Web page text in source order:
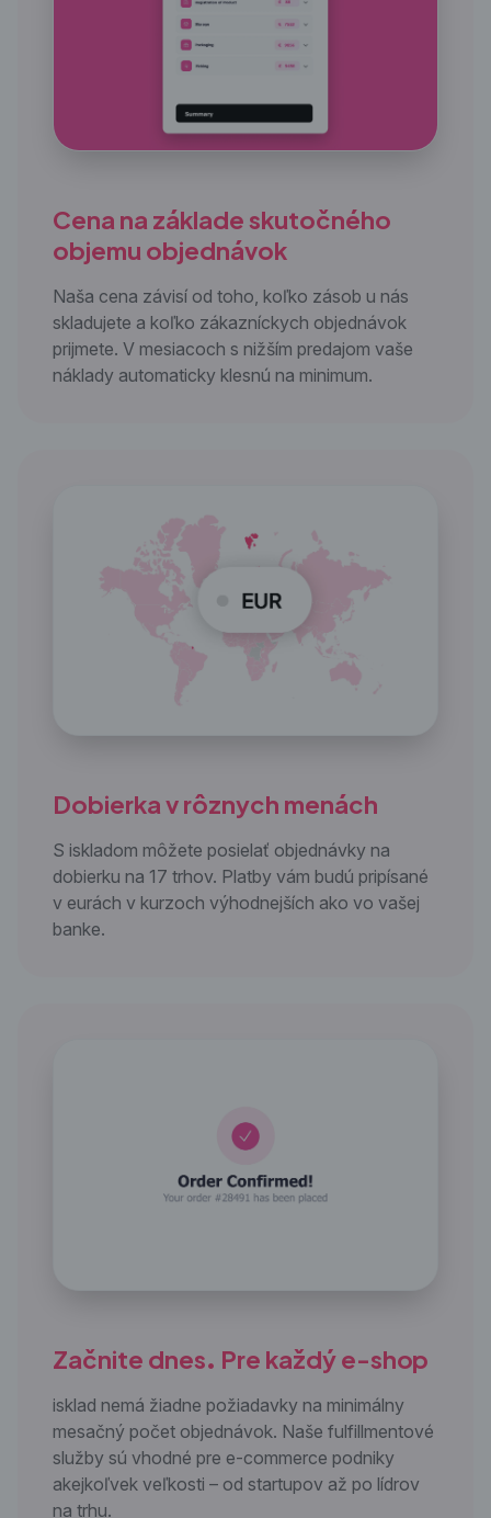
Cena na základe skutočného
objemu objednávok
Naša cena závisí od toho, koľko zásob u nás
skladujete a koľko zákazníckych objednávok
prijmete. V mesiacoch s nižším predajom vaše
náklady automaticky klesnú na minimum.
Dobierka vrôznych menách
S iskladom môžete posielať objednávky na
dobierku na 17 trhov. Platby vám budú pripísané
v eurách v kurzoch výhodnejších ako vo vašej
banke.
Začnite dnes. Pre každý e-shop
isklad nemá žiadne požiadavky na minimálny
mesačný počet objednávok. Naše fulfillmentové
služby sú vhodné pre e-commerce podniky
akejkoľvek veľkosti – od startupov až po lídrov
na trhu.